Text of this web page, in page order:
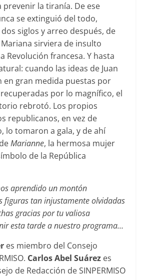
la tiraní­a. De ese
se extinguió del todo,
siglos y arreo después, de
sirviera de insulto
Revolución francesa. Y hasta
cuando las ideas de Juan
en gran medida puestas por
por lo magní­fico, el
rebrotó. Los propios
republicanos, en vez de
lo tomaron a gala, y de ahí
Marianne, la hermosa mujer
de la República
aprendido un montón
figuras tan injustamente olvidadas
gracias por tu valiosa
esta tarde a nuestro programa…
es miembro del Consejo
Carlos Abel Suárez es
de Redacción de SINPERMISO